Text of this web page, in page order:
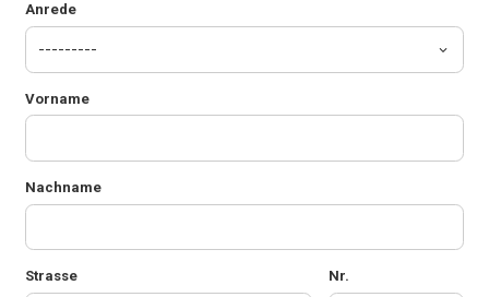
Anrede
Vorname
Nachname
Strasse Nr.